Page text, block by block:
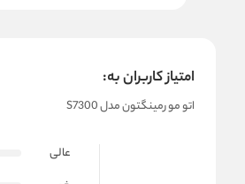
امتیاز کاربران به:
اتو مو رمینگتون مدل S7300
عالی